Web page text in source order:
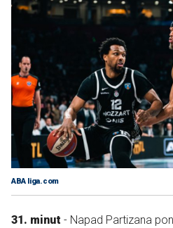
ABA liga.com
31. minut - Napad Partizana